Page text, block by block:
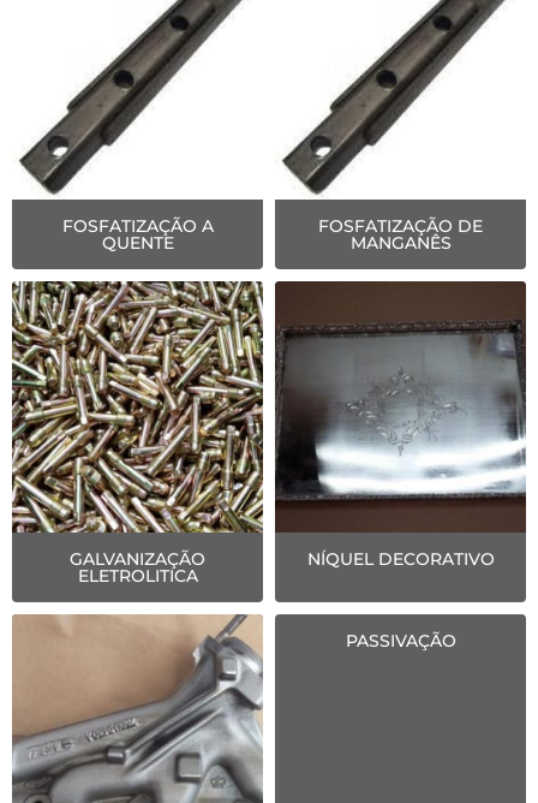
FOSFATIZAÇÃO A
QUENTE
FOSFATIZAÇÃO DE
MANGANÊS
GALVANIZAÇÃO
ELETROLITICA
NÍQUEL DECORATIVO
PASSIVAÇÃO